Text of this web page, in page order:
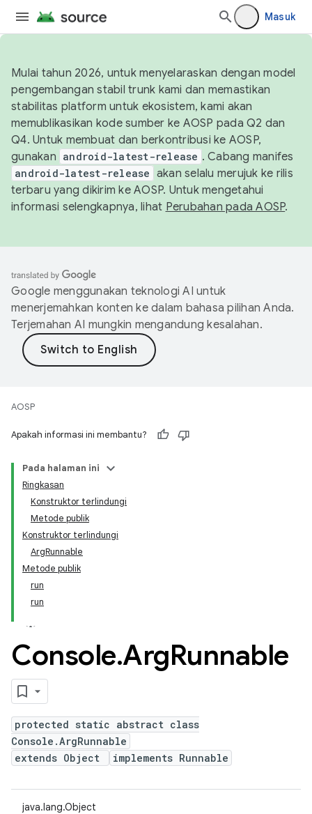
Masuk
Mulai tahun 2026, untuk menyelaraskan dengan model
pengembangan stabil trunk kami dan memastikan
stabilitas platform untuk ekosistem, kami akan
memublikasikan kode sumber ke AOSP pada Q2 dan
Q4. Untuk membuat dan berkontribusi ke AOSP,
gunakan android-latest-release . Cabang manifes
android-latest-release akan selalu merujuk ke rilis
terbaru yang dikirim ke AOSP. Untuk mengetahui
informasi selengkapnya, lihat Perubahan pada AOSP.
Google menggunakan teknologi AI untuk
menerjemahkan konten ke dalam bahasa pilihan Anda.
Terjemahan AI mungkin mengandung kesalahan.
AOSP
Apakah informasi ini membantu?
Pada halaman ini
Ringkasan
Konstruktor terlindungi
Metode publik
Konstruktor terlindungi
ArgRunnable
Metode publik
run
run
Console.ArgRunnable
protected static abstract class
Console.ArgRunnable
extends Object
implements Runnable
java.lang.Object